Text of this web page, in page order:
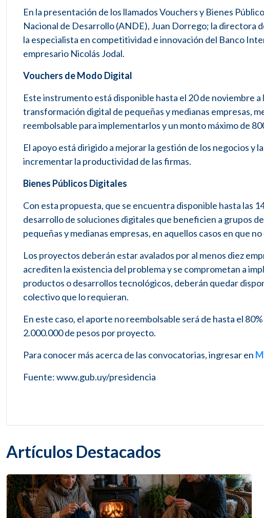
En la presentación de los llamados Vouchers y Bienes
Nacional de Desarrollo (ANDE), Juan Dorrego; la directora
la especialista en competitividad e innovación del Banco
empresario Nicolás Jodal.
Vouchers de Modo Digital
Este instrumento está disponible hasta el 20 de noviembre
transformación digital de pequeñas y medianas empresas,
reembolsable para implementarlos y un monto máximo de
El apoyo está dirigido a mejorar la gestión de los negocios y
incrementar la productividad de las firmas.
Bienes Públicos Digitales
Con esta propuesta, que se encuentra disponible hasta las
desarrollo de soluciones digitales que beneficien a grupos
pequeñas y medianas empresas, en aquellos casos en que
Los proyectos deberán estar avalados por al menos diez
acrediten la existencia del problema y se comprometan a
productos o desarrollos tecnológicos, deberán quedar
colectivo que lo requieran.
En este caso, el aporte no reembolsable será de hasta el
2.000.000 de pesos por proyecto.
Para conocer más acerca de las convocatorias, ingresar en
Fuente: www.gub.uy/presidencia
Artículos Destacados